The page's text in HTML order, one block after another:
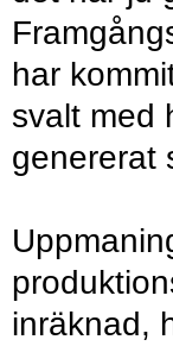
har
svalt med
genererat
inräknad,